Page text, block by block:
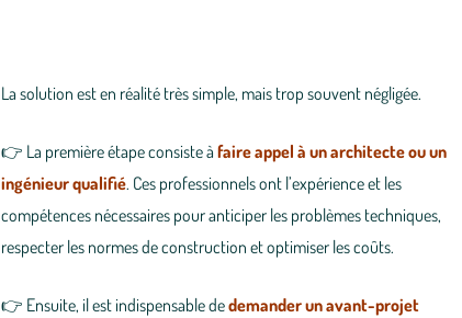
La solution est en réalité très simple, mais trop souvent négligée.
👉 La première étape consiste à faire appel à un architecte ou un
ingénieur qualifié. Ces professionnels ont l’expérience et les
compétences nécessaires pour anticiper les problèmes techniques,
respecter les normes de construction et optimiser les coûts.
👉 Ensuite, il est indispensable dedemander un avant-projet